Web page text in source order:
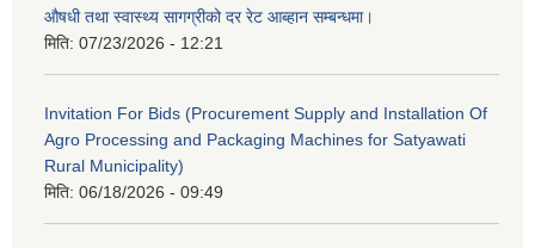
औषधी तथा स्वास्थ्य सागग्रीको दर रेट आब्हान सम्बन्धमा।
मिति: 07/23/2026 - 12:21
Invitation For Bids (Procurement Supply and Installation Of
Agro Processing and Packaging Machines for Satyawati
Rural Municipality)
मिति: 06/18/2026 - 09:49